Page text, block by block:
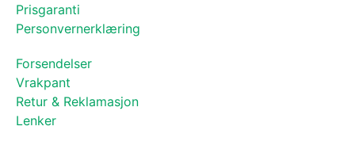
Prisgaranti
Personvernerklæring
Forsendelser
Vrakpant
Retur & Reklamasjon
Lenker